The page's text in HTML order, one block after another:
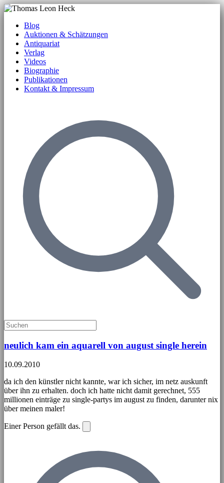
Blog
Auktionen & Schätzungen
Antiquariat
Verlag
Videos
Biographie
Publikationen
Kontakt & Impressum
neulich kam ein aquarell von august single herein
10.09.2010
da ich den künstler nicht kannte, war ich sicher, im netz auskunft
über ihn zu erhalten. doch ich hatte nicht damit gerechnet, 555
millionen einträge zu single-partys im august zu finden, darunter nix
über meinen maler!
Einer Person gefällt das.